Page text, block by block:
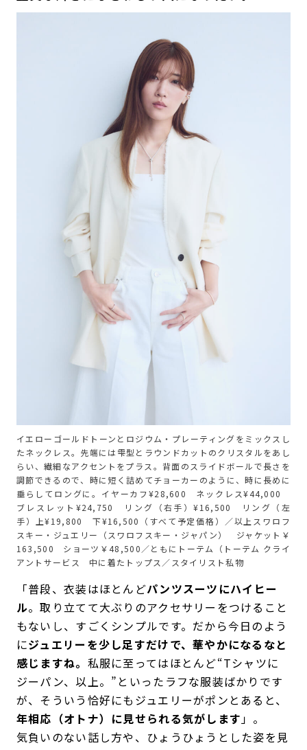
イエローゴールドトーンとロジウム・プレーティングをミックスし
たネックレス。先端には雫型とラウンドカットのクリスタルをあし
らい、繊細なアクセントをプラス。背面のスライドボールで長さを
調節できるので、時に短く詰めてチョーカーのように、時に長めに
垂らしてロングに。イヤーカフ¥28,600 ネックレス¥44,000
ブレスレット¥24,750 リング（右手）¥16,500 リング（左
手）上¥19,800 下¥16,500（すべて予定価格）／以上スワロフ
スキー・ジュエリー（スワロフスキー・ジャパン） ジャケット￥
163,500 ショーツ￥48,500／ともにトーテム（トーテム クライ
アントサービス 中に着たトップス／スタイリスト私物
「普段、衣装はほとんどパンツスーツにハイヒー
ル。取り立てて大ぶりのアクセサリーをつけること
もないし、すごくシンプルです。だから今日のよう
にジュエリーを少し足すだけで、華やかになるなと
感じますね。 私服に至ってはほとんど“Tシャツに
ジーパン、以上。”といったラフな服装ばかりです
が、そういう恰好にもジュエリーがポンとあると、
年相応（オトナ）に見せられる気がします 」。
気負いのない話し方や、ひょうひょうとした姿を見